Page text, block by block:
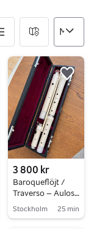
till i favoriter.
3 800 kr
Baroqueflöjt /
Traverso – Aulos
AF-3 (Stanesby
Stockholm 25 min